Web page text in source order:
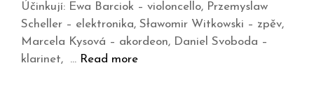
Účinkují: Ewa Barciok – violoncello, Przemyslaw
Scheller – elektronika, Sławomir Witkowski – zpěv,
Marcela Kysová – akordeon, Daniel Svoboda –
klarinet, … Read more